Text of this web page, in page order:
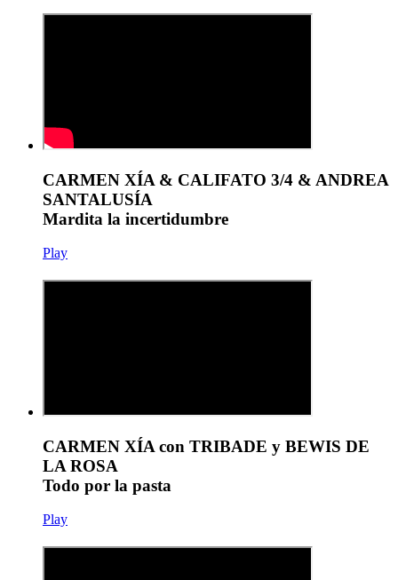
CARMEN XÍA & CALIFATO 3/4 & ANDREA
SANTALUSÍA
Mardita la incertidumbre
Play
CARMEN XÍA con TRIBADE y BEWIS DE
LA ROSA
Todo por la pasta
Play